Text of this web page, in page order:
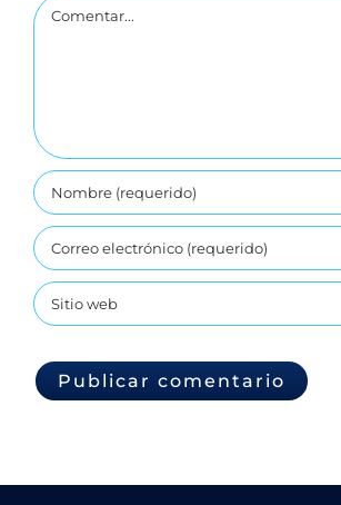
Comentar